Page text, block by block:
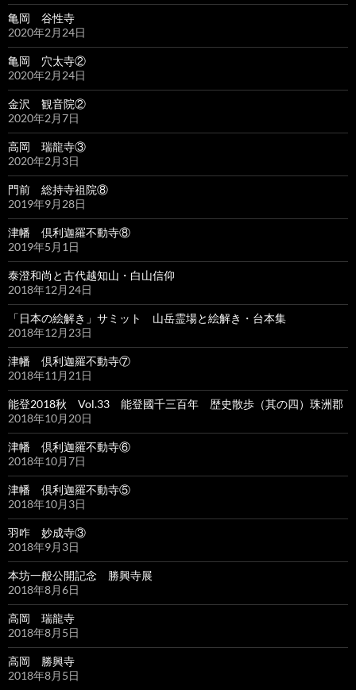
亀岡 谷性寺
2020年2月24日
亀岡 穴太寺②
2020年2月24日
金沢 観音院②
2020年2月7日
高岡 瑞龍寺③
2020年2月3日
門前 総持寺祖院⑧
2019年9月28日
津幡 倶利迦羅不動寺⑧
2019年5月1日
泰澄和尚と古代越知山・白山信仰
2018年12月24日
「日本の絵解き」サミット 山岳霊場と絵解き・台本集
2018年12月23日
津幡 倶利迦羅不動寺⑦
2018年11月21日
能登2018秋 Vol.33 能登國千三百年 歴史散歩（其の四）珠洲郡
2018年10月20日
津幡 倶利迦羅不動寺⑥
2018年10月7日
津幡 倶利迦羅不動寺⑤
2018年10月3日
羽咋 妙成寺③
2018年9月3日
本坊一般公開記念 勝興寺展
2018年8月6日
高岡 瑞龍寺
2018年8月5日
高岡 勝興寺
2018年8月5日